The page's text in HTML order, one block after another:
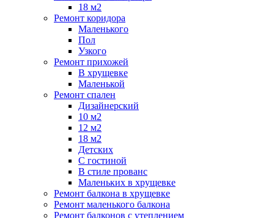
18 м2
Ремонт коридора
Маленького
Пол
Узкого
Ремонт прихожей
В хрущевке
Маленькой
Ремонт спален
Дизайнерский
10 м2
12 м2
18 м2
Детских
С гостиной
В стиле прованс
Маленьких в хрущевке
Ремонт балкона в хрущевке
Ремонт маленького балкона
Ремонт балконов с утеплением